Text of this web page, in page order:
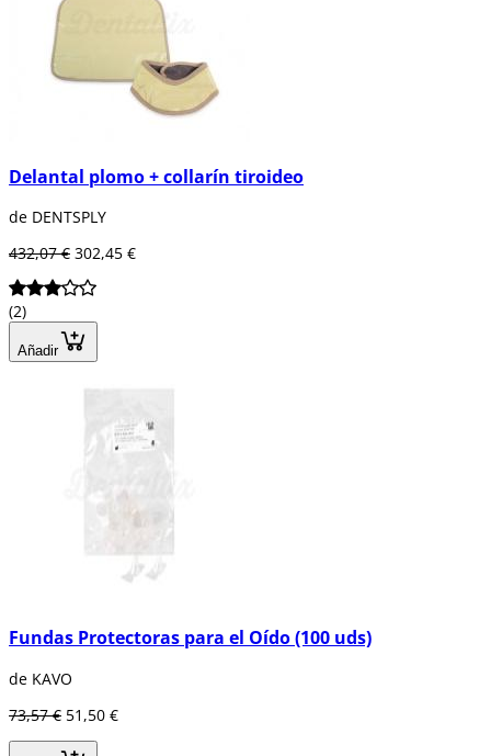
Delantal plomo + collarín tiroideo
de DENTSPLY
432,07 € 302,45 €
(2)
Añadir
Fundas Protectoras para el Oído (100 uds)
de KAVO
73,57 € 51,50 €